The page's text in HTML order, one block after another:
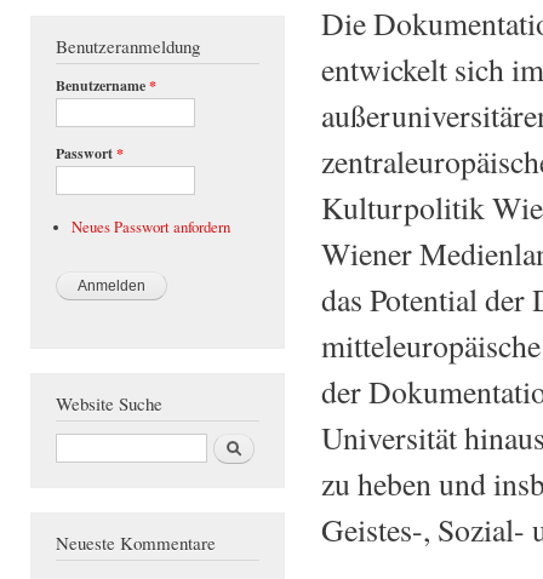
Benutzeranmeldung
Benutzername*
Passwort*
Neues Passwort anfordern
Website Suche
Suche
Neueste Kommentare
Die
entwickelt sich
Kulturpolitik
Wiener
das Potential
der
Universität
zu heben und
Geistes-, Sozial-